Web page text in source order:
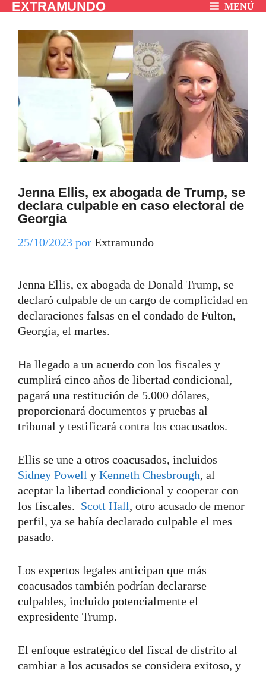
Saltar
contenido
EXTRAMUNDO MENÚ
Jenna Ellis, ex abogada de Trump, se
declara culpable en caso electoral de
Georgia
25/10/2023 por Extramundo
Jenna Ellis, ex abogada de Donald Trump, se
declaró culpable de un cargo de complicidad en
declaraciones falsas en el condado de Fulton,
Georgia, el martes.
Ha llegado a un acuerdo con los fiscales y
cumplirá cinco años de libertad condicional,
pagará una restitución de 5.000 dólares,
proporcionará documentos y pruebas al
tribunal y testificará contra los coacusados.
Ellis se une a otros coacusados, incluidos
Sidney Powell y Kenneth Chesbrough, al
aceptar la libertad condicional y cooperar con
los fiscales. Scott Hall, otro acusado de menor
perfil, ya se había declarado culpable el mes
pasado.
Los expertos legales anticipan que más
coacusados también podrían declararse
culpables, incluido potencialmente el
expresidente Trump.
El enfoque estratégico del fiscal de distrito al
cambiar a los acusados se considera exitoso, y